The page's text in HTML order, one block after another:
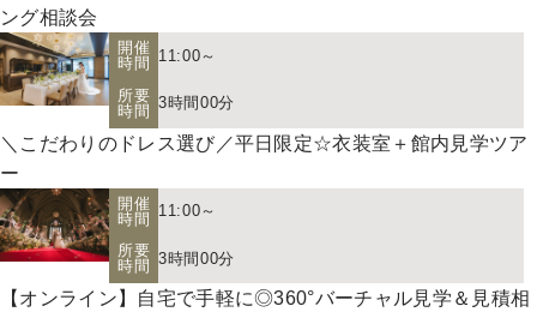
ング相談会
開催
時間
11:00～
所要
時間
3時間00分
＼こだわりのドレス選び／平日限定☆衣装室＋館内見学ツア
ー
開催
時間
11:00～
所要
時間
3時間00分
【オンライン】自宅で手軽に◎360°バーチャル見学＆見積相